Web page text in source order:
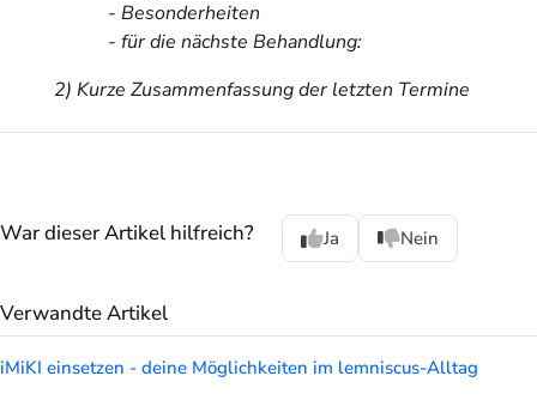
- Besonderheiten
- für die nächste Behandlung:
2) Kurze Zusammenfassung der letzten Termine
War dieser Artikel hilfreich? Ja Nein
Verwandte Artikel
iMiKI einsetzen - deine Möglichkeiten im lemniscus-Alltag